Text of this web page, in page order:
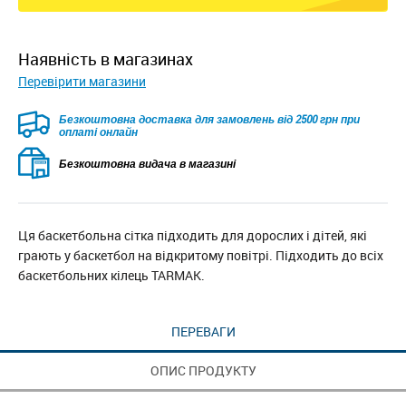
наявність в магазинах
Перевірити магазини
Безкоштовна доставка для замовлень від 2500 грн при
оплаті онлайн
Безкоштовна видача в магазині
Ця баскетбольна сітка підходить для дорослих і дітей, які
грають у баскетбол на відкритому повітрі. Підходить до всіх
баскетбольних кілець TARMAK.
ПЕРЕВАГИ
ОПИС ПРОДУКТУ